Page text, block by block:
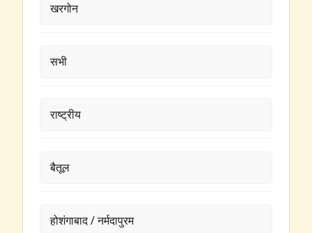
खरगोन
सभी
राष्ट्रीय
बैतूल
होशंगाबाद / नर्मदापुरम